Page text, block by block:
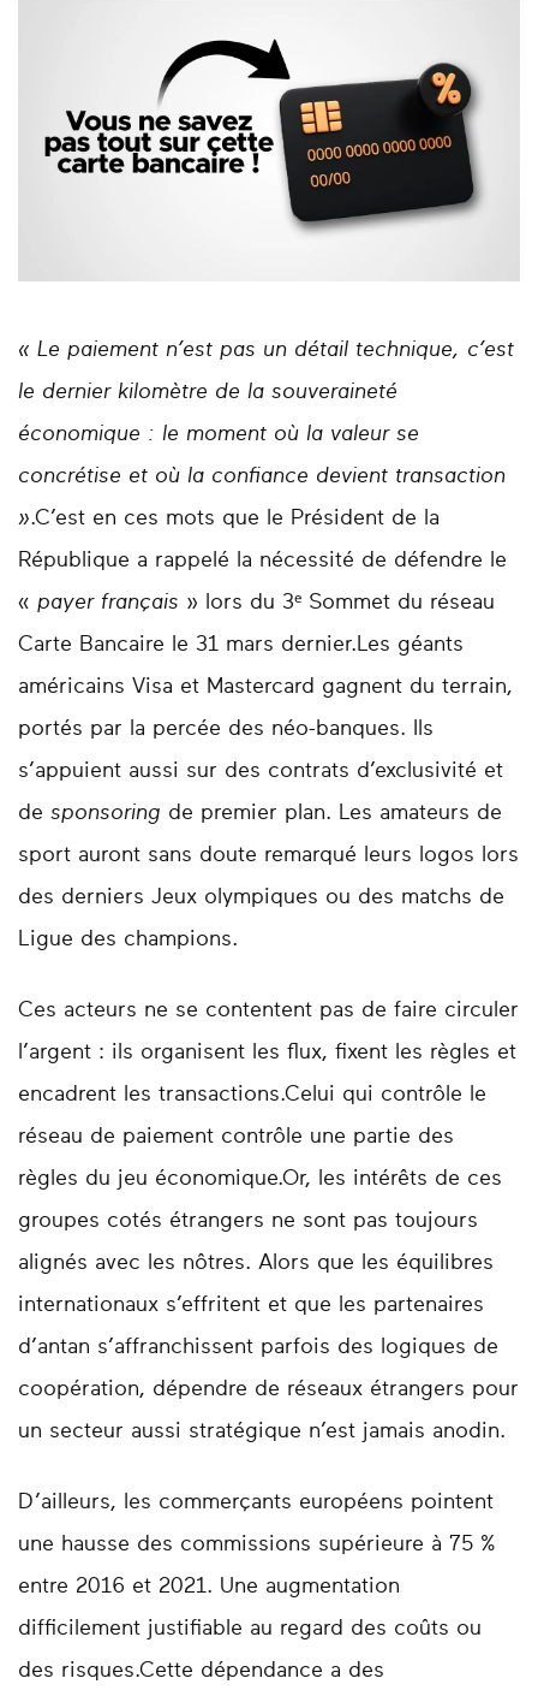
« Le paiement n’est pas un détail technique, c’est
le dernier kilomètre de la souveraineté
économique : le moment où la valeur se
concrétise et où la confiance devient transaction
».C’est en ces mots que le Président de la
République a rappelé la nécessité de défendre le
« payer français » lors du 3ᵉ Sommet du réseau
Carte Bancaire le 31 mars dernier.Les géants
américains Visa et Mastercard gagnent du terrain,
portés par la percée des néo-banques. Ils
s’appuient aussi sur des contrats d’exclusivité et
de sponsoring de premier plan. Les amateurs de
sport auront sans doute remarqué leurs logos lors
des derniers Jeux olympiques ou des matchs de
Ligue des champions.
Ces acteurs ne se contentent pas de faire circuler
l’argent : ils organisent les flux, fixent les règles et
encadrent les transactions.Celui qui contrôle le
réseau de paiement contrôle une partie des
règles du jeu économique.Or, les intérêts de ces
groupes cotés étrangers ne sont pas toujours
alignés avec les nôtres. Alors que les équilibres
internationaux s’effritent et que les partenaires
d’antan s’affranchissent parfois des logiques de
coopération, dépendre de réseaux étrangers pour
un secteur aussi stratégique n’est jamais anodin.
D’ailleurs, les commerçants européens pointent
une hausse des commissions supérieure à 75 %
entre 2016 et 2021. Une augmentation
difficilement justifiable au regard des coûts ou
des risques.Cette dépendance a des